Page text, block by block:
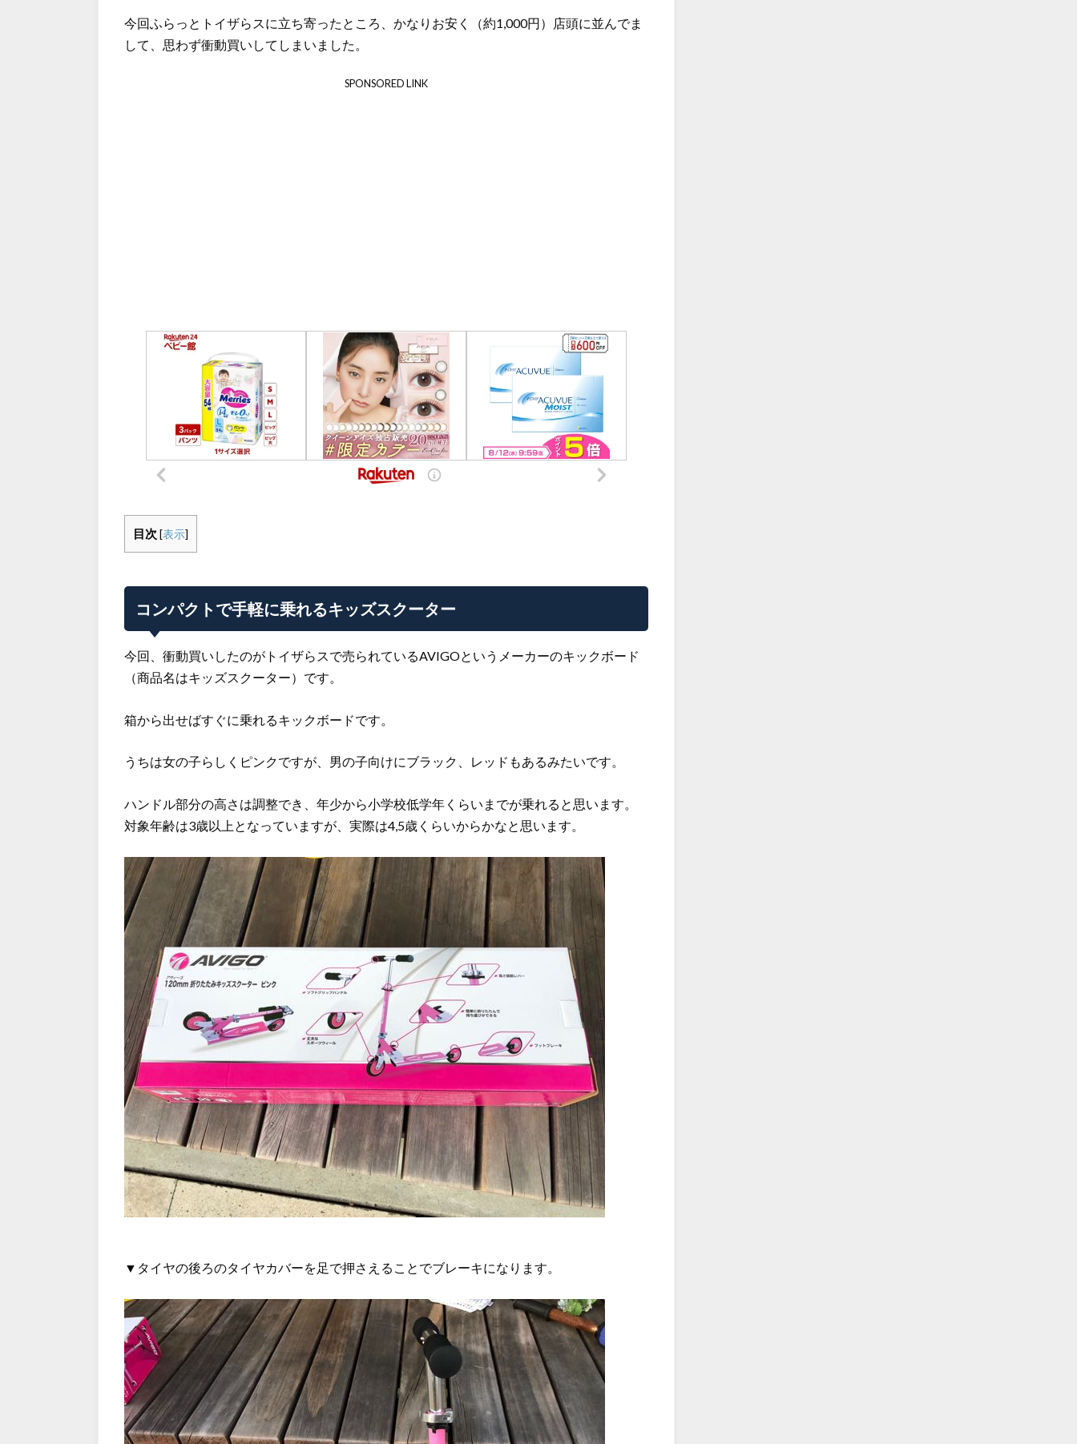
今回ふらっとトイザらスに立ち寄ったところ、かなりお安く（約1,000円）店頭に並んでま
して、思わず衝動買いしてしまいました。
SPONSORED LINK
目次 [表示]
コンパクトで手軽に乗れるキッズスクーター
今回、衝動買いしたのがトイザらスで売られているAVIGOというメーカーのキックボード
（商品名はキッズスクーター）です。
箱から出せばすぐに乗れるキックボードです。
うちは女の子らしくピンクですが、男の子向けにブラック、レッドもあるみたいです。
ハンドル部分の高さは調整でき、年少から小学校低学年くらいまでが乗れると思います。
対象年齢は3歳以上となっていますが、実際は4,5歳くらいからかなと思います。
▼タイヤの後ろのタイヤカバーを足で押さえることでブレーキになります。